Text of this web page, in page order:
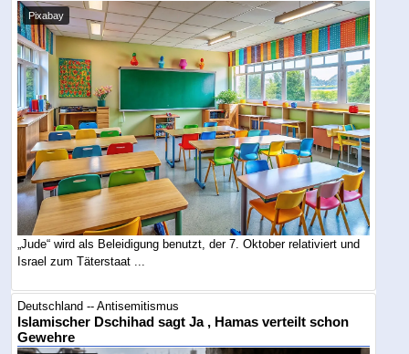
Pixabay
„Jude“ wird als Beleidigung benutzt, der 7. Oktober relativiert und
Israel zum Täterstaat ...
Deutschland -- Antisemitismus
Islamischer Dschihad sagt Ja , Hamas verteilt schon
Gewehre